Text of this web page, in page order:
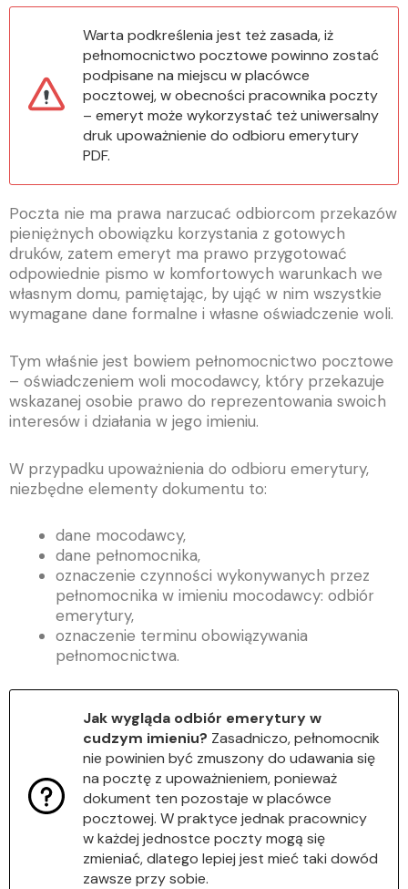
Warta podkreślenia jest też zasada, iż
pełnomocnictwo pocztowe powinno zostać
podpisane na miejscu w placówce
pocztowej, w obecności pracownika poczty
– emeryt może wykorzystać też uniwersalny
druk upoważnienie do odbioru emerytury
PDF.
Poczta nie ma prawa narzucać odbiorcom przekazów
pieniężnych obowiązku korzystania z gotowych
druków, zatem emeryt ma prawo przygotować
odpowiednie pismo w komfortowych warunkach we
własnym domu, pamiętając, by ująć w nim wszystkie
wymagane dane formalne i własne oświadczenie woli.
Tym właśnie jest bowiem pełnomocnictwo pocztowe
– oświadczeniem woli mocodawcy, który przekazuje
wskazanej osobie prawo do reprezentowania swoich
interesów i działania w jego imieniu.
W przypadku upoważnienia do odbioru emerytury,
niezbędne elementy dokumentu to:
dane mocodawcy,
dane pełnomocnika,
oznaczenie czynności wykonywanych przez
pełnomocnika w imieniu mocodawcy: odbiór
emerytury,
oznaczenie terminu obowiązywania
pełnomocnictwa.
Jak wygląda odbiór emerytury w
cudzym imieniu? Zasadniczo, pełnomocnik
nie powinien być zmuszony do udawania się
na pocztę z upoważnieniem, ponieważ
dokument ten pozostaje w placówce
pocztowej. W praktyce jednak pracownicy
w każdej jednostce poczty mogą się
zmieniać, dlatego lepiej jest mieć taki dowód
zawsze przy sobie.